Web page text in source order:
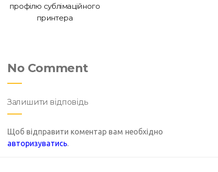
профілю сублімаційного
принтера
No Comment
Залишити відповідь
Щоб відправити коментар вам необхідно
авторизуватись.